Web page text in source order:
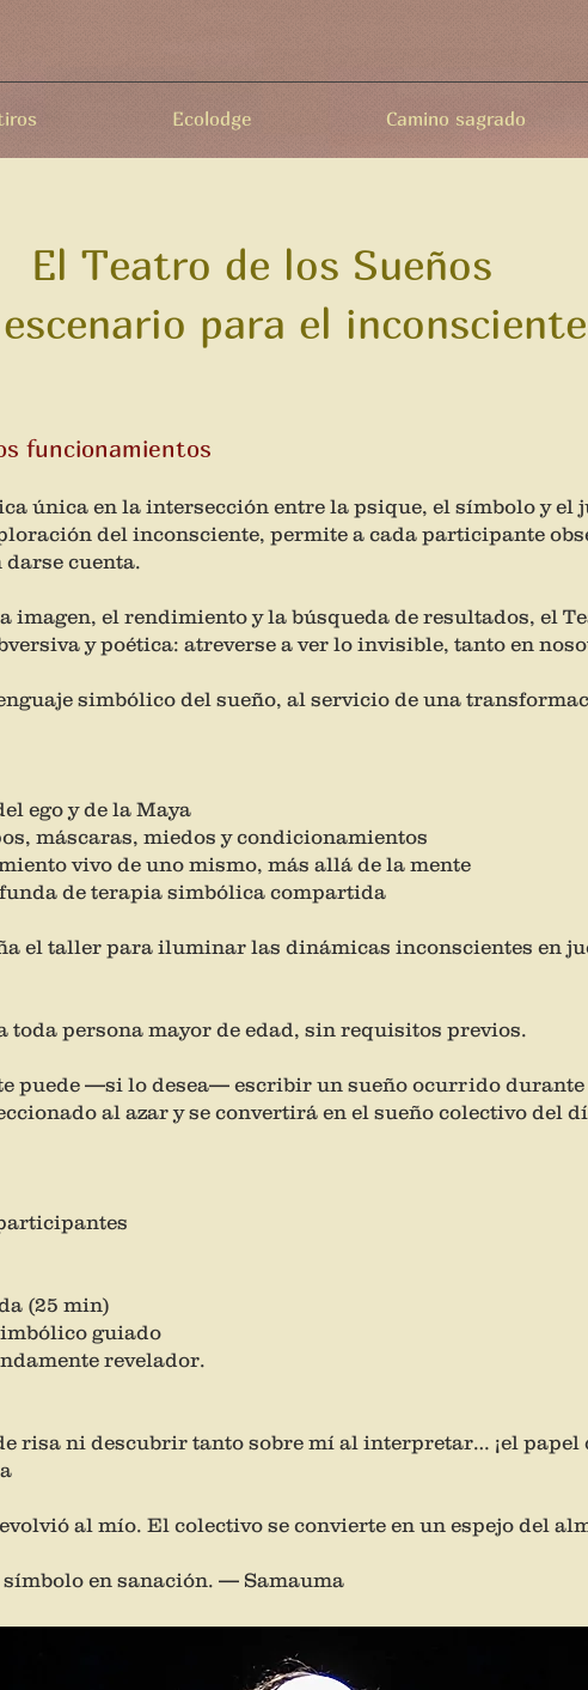
Ecolodge Camino sagrado
El Teatro de los Sueños
para el inconsciente
funcionamientos
única en la intersección entre la psique, el símbolo y el
del inconsciente, permite a cada participante
cuenta.
imagen, el rendimiento y la búsqueda de resultados, el
y poética: atreverse a ver lo invisible, tanto en
simbólico del sueño, al servicio de una
ego y de la Maya
máscaras, miedos y condicionamientos
vivo de uno mismo, más allá de la mente
de terapia simbólica compartida
el taller para iluminar las dinámicas inconscientes en
toda persona mayor de edad, sin requisitos previos.
puede —si lo desea— escribir un sueño ocurrido durante
al azar y se convertirá en el sueño colectivo del
(25 min)
guiado
revelador.
risa ni descubrir tanto sobre mí al interpretar… ¡el papel
al mío. El colectivo se convierte en un espejo del
en sanación. — Samauma